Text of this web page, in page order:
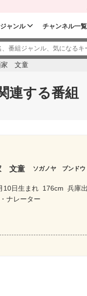
ジャンル チャンネル一覧
家 文童
連する番組
文童 ソガノヤ ブンドウ
10日生まれ 176cm 兵庫
ナレーター